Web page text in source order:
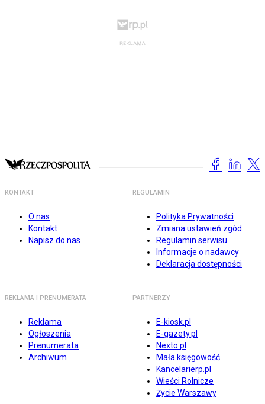
KONTAKT
O nas
Kontakt
Napisz do nas
REGULAMIN
Polityka Prywatności
Zmiana ustawień zgód
Regulamin serwisu
Informacje o nadawcy
Deklaracja dostępności
REKLAMA I PRENUMERATA
Reklama
Ogłoszenia
Prenumerata
Archiwum
PARTNERZY
E-kiosk.pl
E-gazety.pl
Nexto.pl
Mała księgowość
Kancelarierp.pl
Wieści Rolnicze
Życie Warszawy